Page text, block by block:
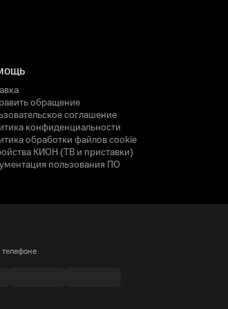
обращение
соглашение
конфиденциальности
обработки файлов cookie
КИОН (ТВ и приставки)
пользования ПО